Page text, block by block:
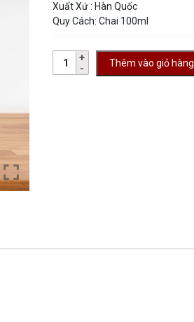
Xuất Xứ : Hàn Quốc
Quy Cách: Chai 100ml
Thêm vào giỏ hàng